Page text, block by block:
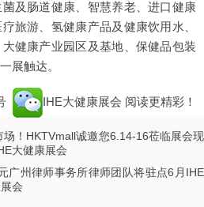
及肠道健康、智慧养老、进口健康
旅游、氢健康产品及健康饮用水、
健康产业园区及基地、保健品包装
展触达。
IHE大健康展会 阅读更精彩！
场！HKTVmall诚邀您6.14-16莅临展会现
大健康展会
广州律师事务所律师团队将驻点6月IHE
会